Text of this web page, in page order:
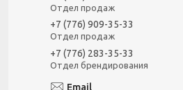
Отдел продаж
+7 (776) 909-35-33
Отдел продаж
+7 (776) 283-35-33
Отдел брендирования